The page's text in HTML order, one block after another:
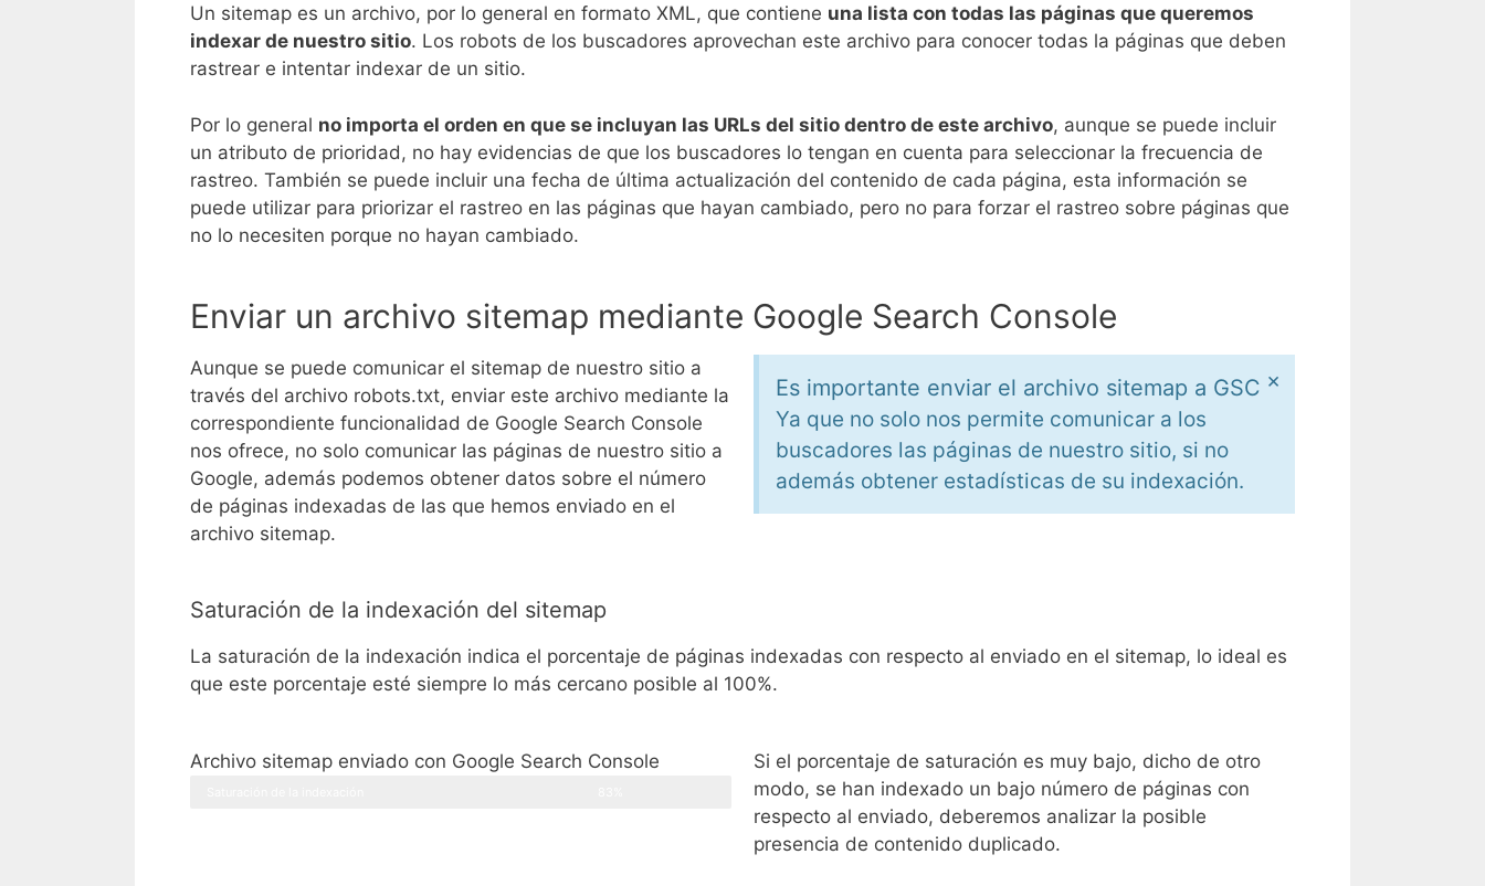
Un sitemap es un archivo, por lo general en formato XML, que contiene una lista con todas las páginas que queremos
indexar de nuestro sitio. Los robots de los buscadores aprovechan este archivo para conocer todas la páginas que deben
rastrear e intentar indexar de un sitio.
Por lo general no importa el orden en que se incluyan las URLs del sitio dentro de este archivo, aunque se puede incluir
un atributo de prioridad, no hay evidencias de que los buscadores lo tengan en cuenta para seleccionar la frecuencia de
rastreo. También se puede incluir una fecha de última actualización del contenido de cada página, esta información se
puede utilizar para priorizar el rastreo en las páginas que hayan cambiado, pero no para forzar el rastreo sobre páginas que
no lo necesiten porque no hayan cambiado.
Enviar un archivo sitemap mediante Google Search Console
Aunque se puede comunicar el sitemap de nuestro sitio a
través del archivo robots.txt, enviar este archivo mediante la
correspondiente funcionalidad de Google Search Console
nos ofrece, no solo comunicar las páginas de nuestro sitio a
Google, además podemos obtener datos sobre el número
de páginas indexadas de las que hemos enviado en el
archivo sitemap.
Es importante enviar el archivo sitemap a GSC
Ya que no solo nos permite comunicar a los
buscadores las páginas de nuestro sitio, si no
además obtener estadísticas de su indexación.
×
Saturación de la indexación del sitemap
La saturación de la indexación indica el porcentaje de páginas indexadas con respecto al enviado en el sitemap, lo ideal es
que este porcentaje esté siempre lo más cercano posible al 100%.
Archivo sitemap enviado con Google Search Console
Si el porcentaje de saturación es muy bajo, dicho de otro
modo, se han indexado un bajo número de páginas con
respecto al enviado, deberemos analizar la posible
presencia de contenido duplicado.